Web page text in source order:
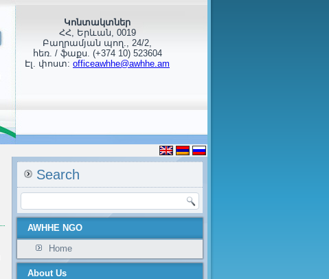
Կոնտակտներ
ՀՀ, Երևան, 0019
Բաղրամյան պող., 24/2,
հեռ. / ֆաքս. (+374 10) 523604
Էլ. փոստ: officeawhhe@awhhe.am
Search
AWHHE NGO
Home
About Us